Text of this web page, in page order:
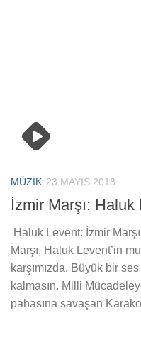
MÜZIK 23 MAYIS 2018
İzmir Marşı:
Haluk Levent: İzmir
Marşı, Haluk Levent’in
karşımızda. Büyük bir
kalmasın. Milli
pahasına savaşan